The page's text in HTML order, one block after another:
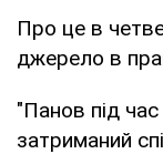
Про це в
джерело в
"Панов під
затриманий